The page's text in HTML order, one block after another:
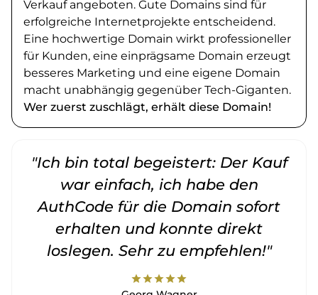
Verkauf angeboten. Gute Domains sind für
erfolgreiche Internetprojekte entscheidend.
Eine hochwertige Domain wirkt professioneller
für Kunden, eine einprägsame Domain erzeugt
besseres Marketing und eine eigene Domain
macht unabhängig gegenüber Tech-Giganten.
Wer zuerst zuschlägt, erhält diese Domain!
"Ich bin total begeistert: Der Kauf
war einfach, ich habe den
AuthCode für die Domain sofort
erhalten und konnte direkt
loslegen. Sehr zu empfehlen!"
starstarstarstarstar